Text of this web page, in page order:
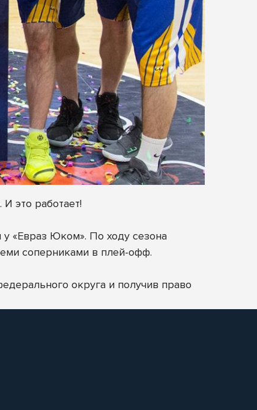
это работает!
у «Евраз Юком». По ходу сезона
соперниками в плей-офф.
округа и получив право